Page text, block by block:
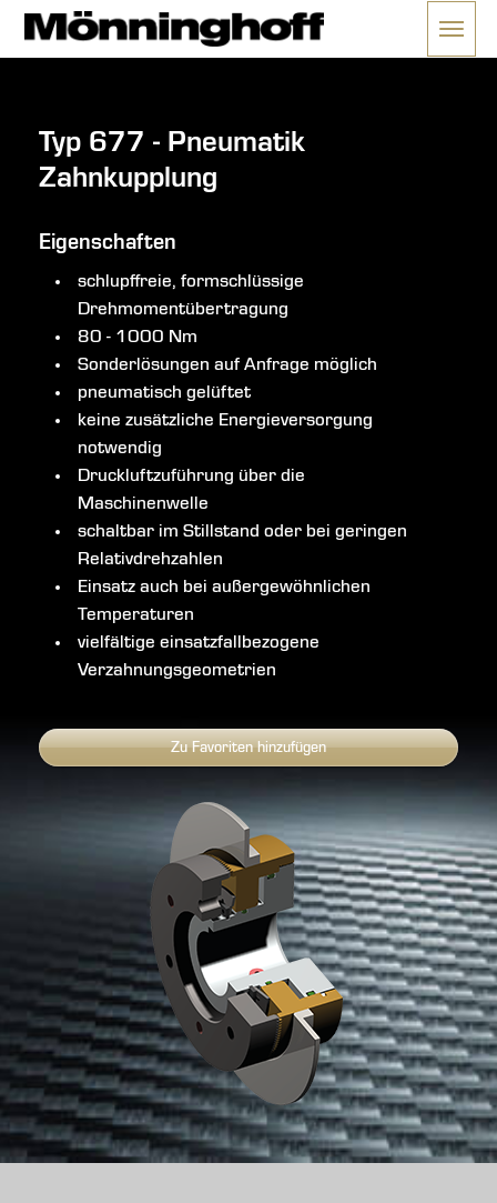
Menü
Typ 677 - Pneumatik
Zahnkupplung
Eigenschaften
schlupffreie, formschlüssige
Drehmomentübertragung
80 - 1000 Nm
Sonderlösungen auf Anfrage möglich
pneumatisch gelüftet
keine zusätzliche Energieversorgung
notwendig
Druckluftzuführung über die
Maschinenwelle
schaltbar im Stillstand oder bei geringen
Relativdrehzahlen
Einsatz auch bei außergewöhnlichen
Temperaturen
vielfältige einsatzfallbezogene
Verzahnungsgeometrien
Zu Favoriten hinzufügen